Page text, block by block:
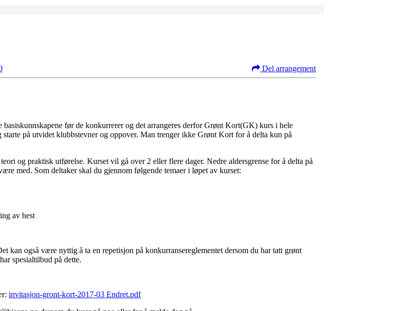
Del arrangement
basiskunnskapene før de konkurrerer og det arrangeres derfor Grønt Kort(GK) kurs i hele
på utvidet klubbstevner og oppover. Man trenger ikke Grønt Kort for å delta kun på
og praktisk utførelse. Kurset vil gå over 2 eller flere dager. Nedre aldersgrense for å delta på
med. Som deltaker skal du gjennom følgende temaer i løpet av kurset:
av hest
kan også være nyttig å ta en repetisjon på konkurransereglementet dersom du har tatt grønt
spesialtilbud på dette.
invitasjon-gront-kort-2017-03 Endret.pdf